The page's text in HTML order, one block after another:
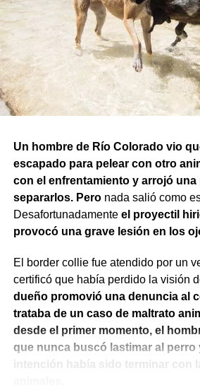
Un hombre de Río Colorado vio
escapado para pelear con otro
con el enfrentamiento y arrojó una
separarlos. Peronada salió como
Desafortunadamente el proyectil
provocó una grave lesión en los
El border collie fue atendido por un
certificó que había perdido la visión
dueño promovió una denuncia al
trataba de un caso de maltrato
desde el primer momento, el
que nunca buscó lastimar al perro
intención había sido terminar con